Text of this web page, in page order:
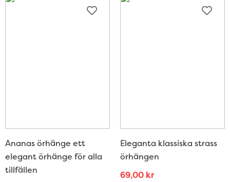
Ananas örhänge ett
elegant örhänge för alla
tillfällen
Eleganta klassiska strass
örhängen
69,00 kr